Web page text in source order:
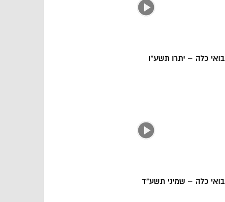
בואי כלה – יתרו תשע"ו
בואי כלה – שמיני תשע"ד